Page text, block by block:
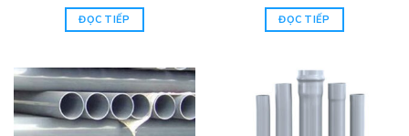
ĐỌC TIẾP ĐỌC TIẾP